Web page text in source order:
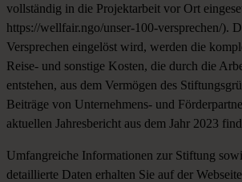
vollständig in die Projektarbeit vor Ort
https://wellfair.ngo/unser-100-versprechen/).
Versprechen eingelöst wird, werden die
Reise- und sonstige Kosten, die durch die
entstehen, aus dem Vermögen des
Beiträge von Unternehmens- und
aktuellen Jahresbericht aus dem Jahr 2023
Umfangreiche Informationen zur Stiftung
detaillierte Daten erhalten Sie auf der